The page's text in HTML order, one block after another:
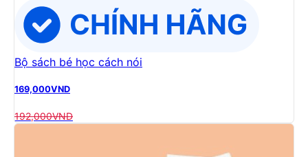
Bộ sách bé học cách nói
169,000VND
192,000VND